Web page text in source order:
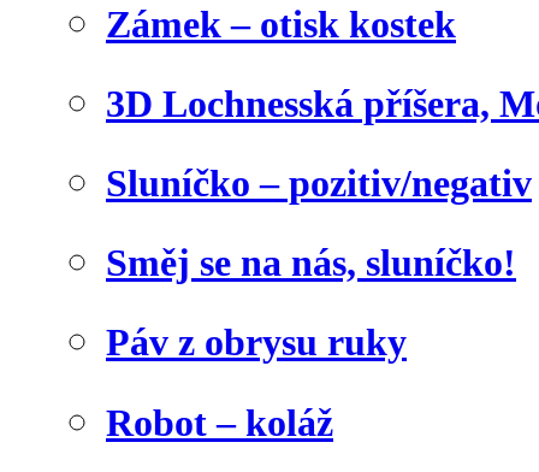
Zámek – otisk kostek
3D Lochnesská příšera,
Sluníčko – pozitiv/negativ
Směj se na nás, sluníčko!
Páv z obrysu ruky
Robot – koláž